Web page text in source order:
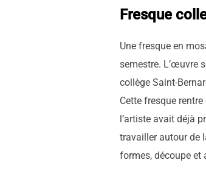
Fresque
Une fresque en
semestre. L’œuvre
collège Saint-
Cette fresque
l’artiste avait déjà
travailler autour de
formes, découpe et